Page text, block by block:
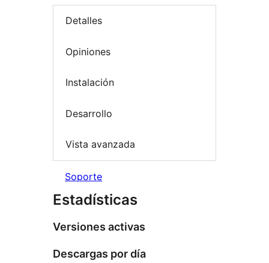
Detalles
Opiniones
Instalación
Desarrollo
Vista avanzada
Soporte
Estadísticas
Versiones activas
Descargas por día